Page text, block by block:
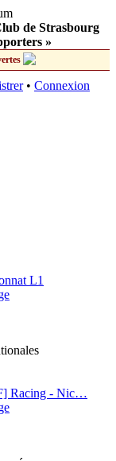
de Strasbourg
»
• Connexion
L1
Racing - Nic…